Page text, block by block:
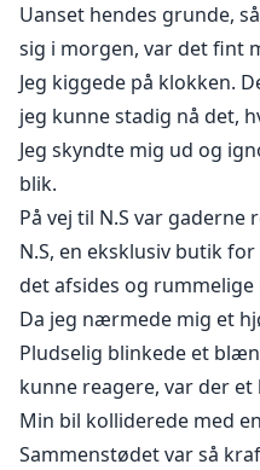
Uanset hendes grunde,
sig i morgen, var det fint
Jeg kiggede på klokken.
jeg kunne stadig nå det,
Jeg skyndte mig ud og
blik.
På vej til N.S var gaderne
N.S, en eksklusiv butik
det afsides og rummelige
Da jeg nærmede mig et
Pludselig blinkede et
kunne reagere, var der et
Min bil kolliderede med
Sammenstødet var så